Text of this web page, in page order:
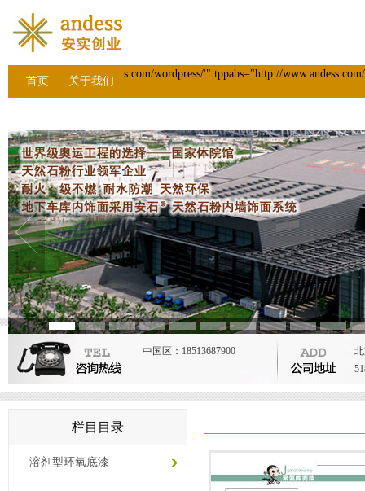
首页 关于我们
s.com/wordpress/'" tppabs="http://
中国区：18513687900
栏目目录
溶剂型环氧底漆